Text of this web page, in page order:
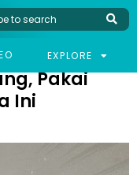
EXPLORE
NARKOBA SUDAH SELAMA INI
Pakai
Ini